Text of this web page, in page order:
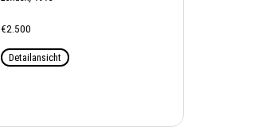
€2.500
Detailansicht